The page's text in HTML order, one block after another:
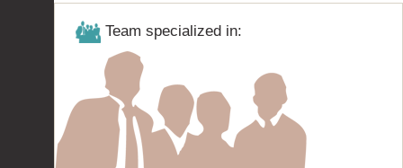
Team specialized in: